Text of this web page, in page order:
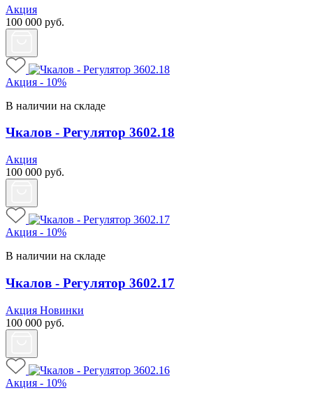
Акция
100 000 руб.
Акция - 10%
В наличии на складе
Чкалов - Регулятор 3602.18
Акция
100 000 руб.
Акция - 10%
В наличии на складе
Чкалов - Регулятор 3602.17
Акция Новинки
100 000 руб.
Акция - 10%